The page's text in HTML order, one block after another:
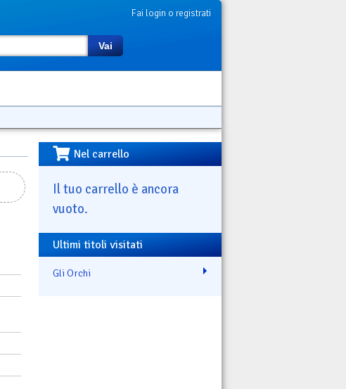
Fai login o registrati
Vai
Nel carrello
Il tuo carrello è ancora
vuoto.
Ultimi titoli visitati
Gli Orchi